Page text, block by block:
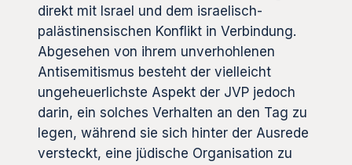
direkt mit Israel und dem israelisch-
palästinensischen Konflikt in Verbindung.
Abgesehen von ihrem unverhohlenen
Antisemitismus besteht der vielleicht
ungeheuerlichste Aspekt der JVP jedoch
darin, ein solches Verhalten an den Tag zu
legen, während sie sich hinter der Ausrede
versteckt, eine jüdische Organisation zu